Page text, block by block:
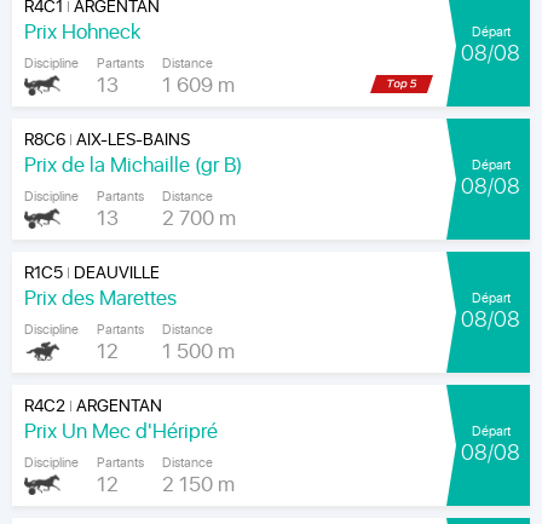
R4C1 |ARGENTAN
Prix Hohneck
Discipline Partants
13
Distance
1 609 m
Départ
08/08
R8C6|AIX-LES-BAINS
Prix de la Michaille (gr B)
Discipline Partants
13
Distance
2 700 m
Départ
08/08
R1C5| DEAUVILLE
Prix des Marettes
Discipline Partants
12
Distance
1 500 m
Départ
08/08
R4C2|ARGENTAN
Prix Un Mec d'Héripré
Discipline Partants
12
Distance
2 150 m
Départ
08/08